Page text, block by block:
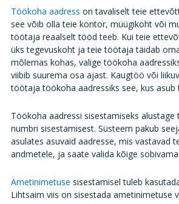
Töökoha aadress on tavaliselt teie
see võib olla teie kontor, müügikoht või
töötaja reaalselt tööd teeb. Kui teie
üks tegevuskoht ja teie töötaja täidab
mõlemas kohas, valige töökoha
viibib suurema osa ajast. Kaugtöö või
töötaja töökoha aadressiks see, kus
Töökoha aadressi sisestamiseks alustage
numbri sisestamisest. Süsteem pakub
asulates asuvaid aadresse, mis vastavad
andmetele, ja saate valida kõige sobivama.
Ametinimetuse sisestamisel tuleb
Lihtsaim viis on sisestada ametinimetuse